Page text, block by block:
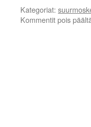
Kategoriat:
Kommentit pois